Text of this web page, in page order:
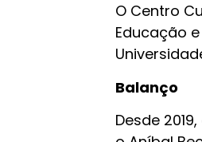
O Centro
Educação
Balanço
Desde